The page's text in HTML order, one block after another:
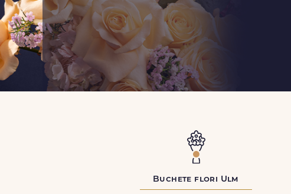
Buchete flori Ulm